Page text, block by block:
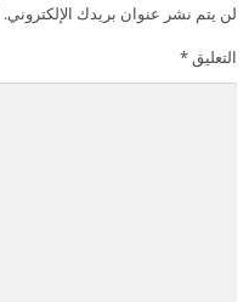
لن يتم نشر عنوان بريدك الإلكتروني.
التعليق *